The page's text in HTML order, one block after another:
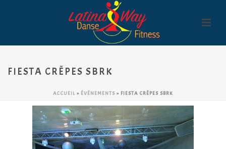
FIESTA CRÊPES SBRK
ACCUEIL » ÉVÉNEMENTS » FIESTA CRÊPES SBRK